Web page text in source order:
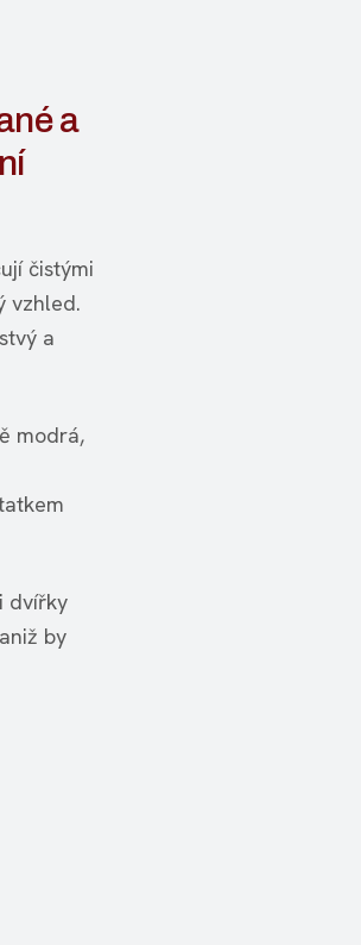
a
čistými
vzhled.
a
modrá,
dvířky
by